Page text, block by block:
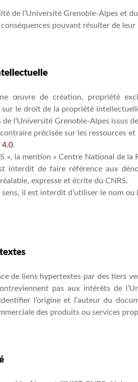
de l’Université Grenoble-Alpes et
pouvant résulter de
œuvre de création, propriété
le droit de la propriété
l’Université Grenoble-Alpes issus
précisée sur les ressources
4.0.
», la mention « Centre National de
interdit de faire référence aux
expresse et écrite du CNRS.
sens, il est interdit d’utiliser le nom
de liens hypertextes par des tiers
pas aux intérêts de
l’origine et l’auteur du
des produits ou services